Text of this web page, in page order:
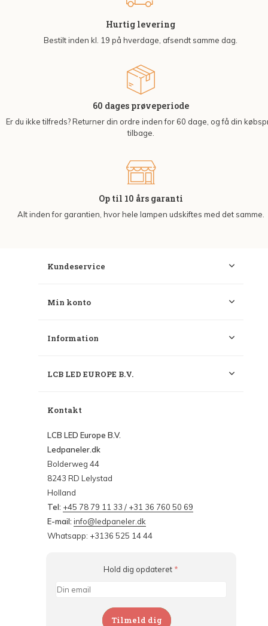
Hurtig levering
Bestilt inden kl. 19 på hverdage, afsendt samme dag.
60 dages prøveperiode
Er du ikke tilfreds? Returner din ordre inden for 60 dage, og få din
tilbage.
Op til 10 års garanti
Alt inden for garantien, hvor hele lampen udskiftes med det samme.
Kundeservice
Min konto
Information
LCB LED EUROPE B.V.
Kontakt
LCB LED Europe B.V.
Ledpaneler.dk
Bolderweg 44
8243 RD Lelystad
Holland
Tel: +45 78 79 11 33 / +31 36 760 50 69
E-mail: info@ledpaneler.dk
Whatsapp: +3136 525 14 44
Hold dig opdateret *
Tilmeld dig